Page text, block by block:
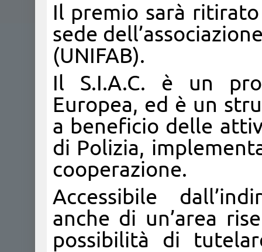
Il premio sarà
sede
(UNIFAB).
Il S.I.A.C. è un
Europea, ed è un
a beneficio delle
di Polizia,
cooperazione.
Accessibile
anche di un’area
possibilità di